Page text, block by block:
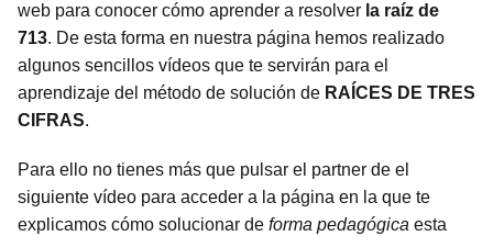
web para conocer cómo aprender a resolver la raíz de
713. De esta forma en nuestra página hemos realizado
algunos sencillos vídeos que te servirán para el
aprendizaje del método de solución de RAÍCES DE TRES
CIFRAS.
Para ello no tienes más que pulsar el partner de el
siguiente vídeo para acceder a la página en la que te
explicamos cómo solucionar de forma pedagógica esta